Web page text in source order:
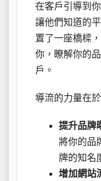
在客戶引導到
讓他們知道的
置了一座橋樑
你，瞭解你的
戶。
導流的力量在於
提升品牌
將你的品
牌的知名
增加網站